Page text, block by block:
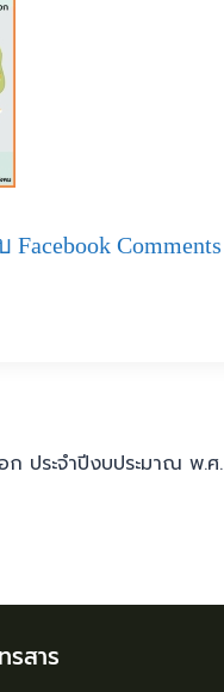
Comments
ก ประจำปีงบประมาณ พ.ศ.
รสาร